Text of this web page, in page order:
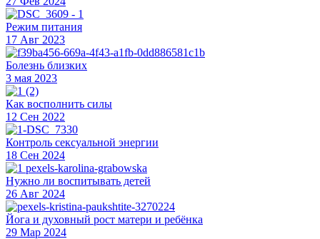
Режим питания
17 Авг 2023
Болезнь близких
3 мая 2023
Как восполнить силы
12 Сен 2022
Контроль сексуальной энергии
18 Сен 2024
Нужно ли воспитывать детей
26 Авг 2024
Йога и духовный рост матери и ребёнка
29 Мар 2024